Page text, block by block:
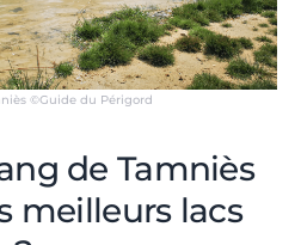
©Guide du Périgord
de Tamniès
meilleurs lacs